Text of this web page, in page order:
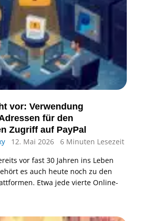
vor: Verwendung
für den
Zugriff auf PayPal
12. Mai 2026
6 Minuten Lesezeit
vor fast 30 Jahren ins Leben
es auch heute noch zu den
Etwa jede vierte Online-